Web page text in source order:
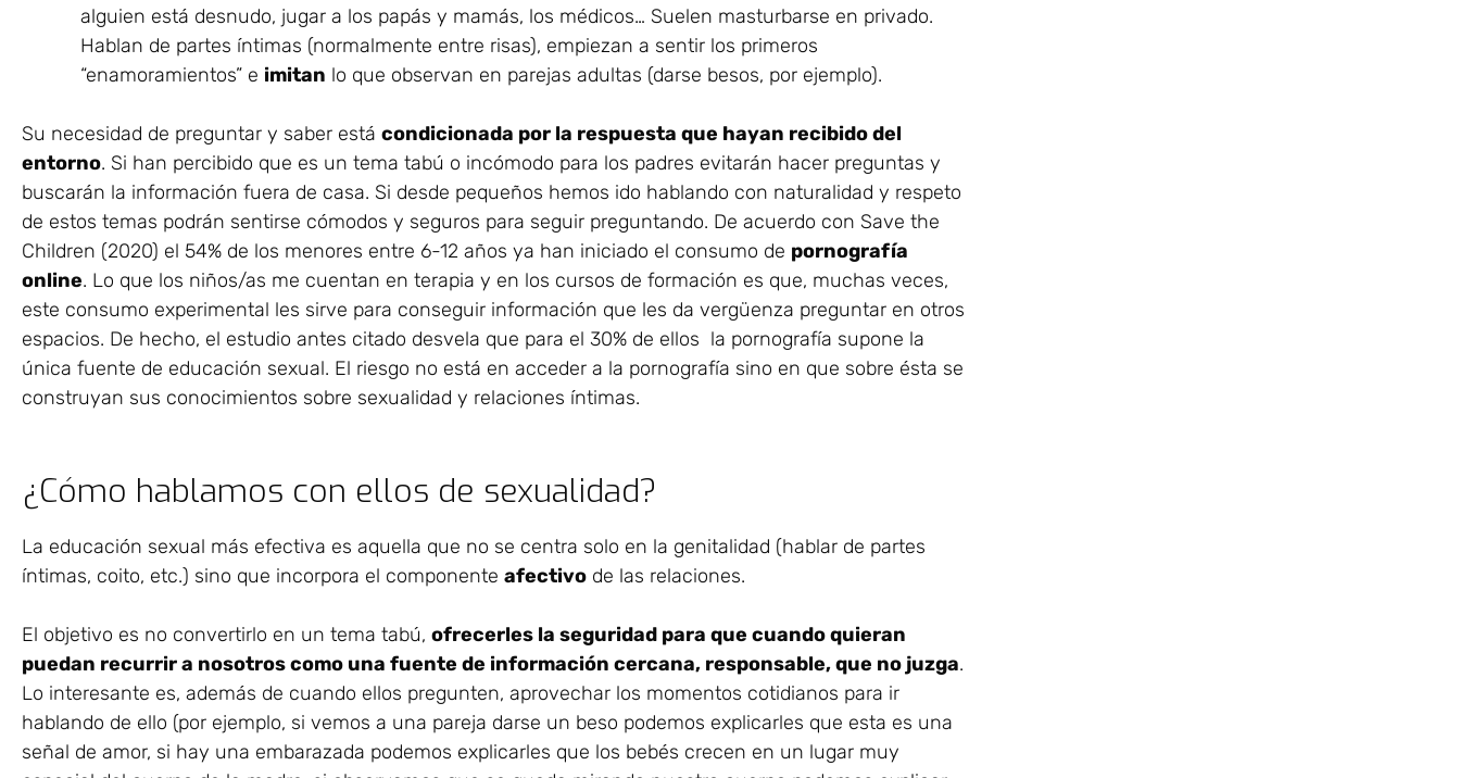
alguien está desnudo, jugar a los papás y mamás, los médicos… Suelen masturbarse en privado.
Hablan de partes íntimas (normalmente entre risas), empiezan a sentir los primeros
“enamoramientos” e imitan lo que observan en parejas adultas (darse besos, por ejemplo).
Su necesidad de preguntar y saber está condicionada por la respuesta que hayan recibido del
entorno. Si han percibido que es un tema tabú o incómodo para los padres evitarán hacer preguntas y
buscarán la información fuera de casa. Si desde pequeños hemos ido hablando con naturalidad y respeto
de estos temas podrán sentirse cómodos y seguros para seguir preguntando. De acuerdo con Save the
Children (2020) el 54% de los menores entre 6-12 años ya han iniciado el consumo de pornografía
online. Lo que los niños/as me cuentan en terapia y en los cursos de formación es que, muchas veces,
este consumo experimental les sirve para conseguir información que les da vergüenza preguntar en otros
espacios. De hecho, el estudio antes citado desvela que para el 30% de ellos la pornografía supone la
única fuente de educación sexual. El riesgo no está en acceder a la pornografía sino en que sobre ésta se
construyan sus conocimientos sobre sexualidad y relaciones íntimas.
¿Cómo hablamos con ellos de sexualidad?
La educación sexual más efectiva es aquella que no se centra solo en la genitalidad (hablar de partes
íntimas, coito, etc.) sino que incorpora el componente afectivo de las relaciones.
El objetivo es no convertirlo en un tema tabú, ofrecerles la seguridad para que cuando quieran
puedan recurrir a nosotros como una fuente de información cercana, responsable, que no juzga.
Lo interesante es, además de cuando ellos pregunten, aprovechar los momentos cotidianos para ir
hablando de ello (por ejemplo, si vemos a una pareja darse un beso podemos explicarles que esta es una
señal de amor, si hay una embarazada podemos explicarles que los bebés crecen en un lugar muy